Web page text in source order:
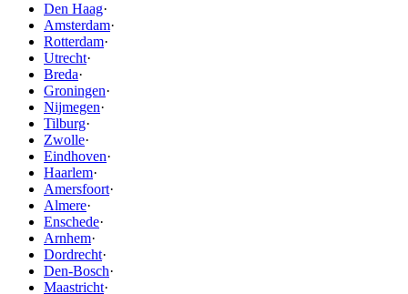
Den Haag·
Amsterdam·
Rotterdam·
Utrecht·
Breda·
Groningen·
Nijmegen·
Tilburg·
Zwolle·
Eindhoven·
Haarlem·
Amersfoort·
Almere·
Enschede·
Arnhem·
Dordrecht·
Den-Bosch·
Maastricht·